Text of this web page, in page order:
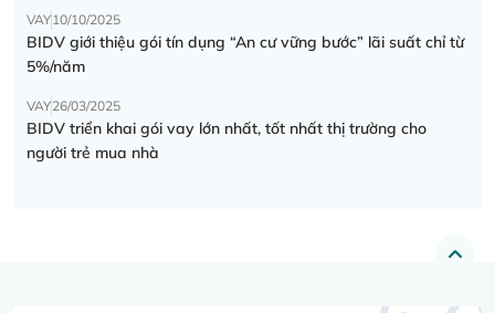
VAY10/10/2025
BIDV giới thiệu gói tín dụng “An cư vững bước” lãi suất chỉ từ
5%/năm
VAY26/03/2025
BIDV triển khai gói vay lớn nhất, tốt nhất thị trường cho
người trẻ mua nhà